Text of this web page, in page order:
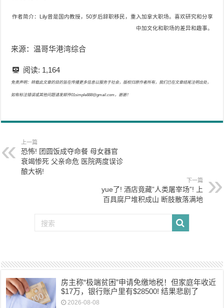
作者简介：Lily曾是国内教授，50岁后辞职移民，重入加拿大职场。喜欢研究和分享
中加文化和职场的差异和趣事。
来源：温哥华港湾综合
阅读: 1,164
免责声明：转载此文章的目的旨在传播更多信息以服务于社会，版权归原作者所有，我们已在文章结尾注明出处，
如有标注错误或其他问题请发邮件01simple888@gmail.com，谢谢！
上一篇
恐怖! 团圆饭成夺命餐 母女器官
衰竭惨死 父亲命危 医院两度误诊
酿大祸!
下一篇
yue了! 酒店竟藏”人类屠宰场”! 上
百具腐尸堆积成山 断肢散落满地
房主称“极端贫困”申请免缴地税！但家庭年收近
$17万，银行账户里有$28500! 结果悲剧了
2026-08-08